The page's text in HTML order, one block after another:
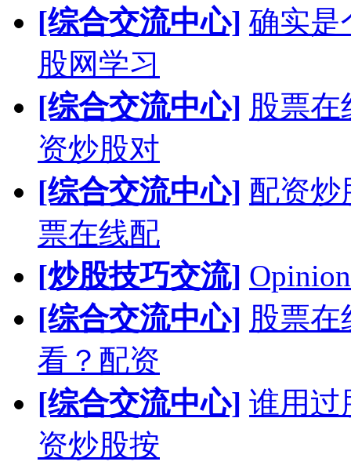
[综合交流中心] 确实是
股网学习
[综合交流中心] 股票
资炒股对
[综合交流中心] 配资炒
票在线配
[炒股技巧交流]
[综合交流中心] 股票
看？配资
[综合交流中心] 谁用过
资炒股按